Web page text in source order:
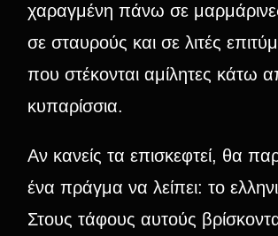
χαραγμένη πάνω σε
σε σταυρούς και σε λιτές
που στέκονται αμίλητες κάτω
κυπαρίσσια.
Αν κανείς τα επισκεφτεί, θα
ένα πράγμα να λείπει: το
Στους τάφους αυτούς